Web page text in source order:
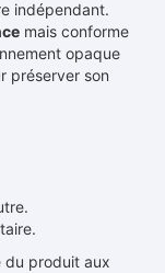
indépendant.
mais conforme
opaque
préserver son
du produit aux